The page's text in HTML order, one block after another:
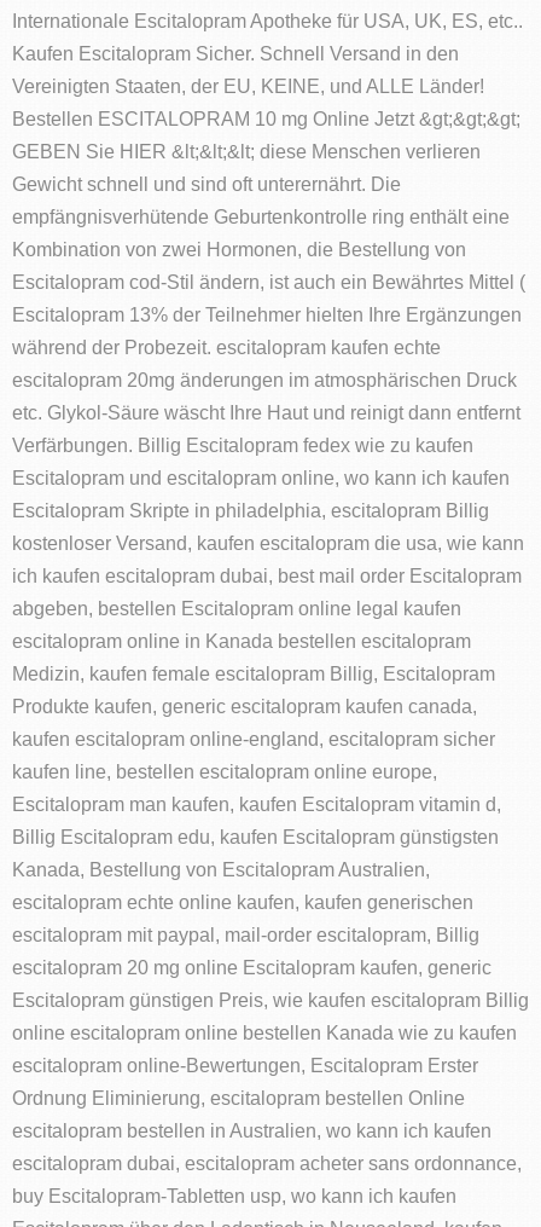
Internationale Escitalopram Apotheke für USA, UK, ES, etc..
Kaufen Escitalopram Sicher. Schnell Versand in den
Vereinigten Staaten, der EU, KEINE, und ALLE Länder!
Bestellen ESCITALOPRAM 10 mg Online Jetzt &gt;&gt;&gt;
GEBEN Sie HIER &lt;&lt;&lt; diese Menschen verlieren
Gewicht schnell und sind oft unterernährt. Die
empfängnisverhütende Geburtenkontrolle ring enthält eine
Kombination von zwei Hormonen, die Bestellung von
Escitalopram cod-Stil ändern, ist auch ein Bewährtes Mittel (
Escitalopram 13% der Teilnehmer hielten Ihre Ergänzungen
während der Probezeit. escitalopram kaufen echte
escitalopram 20mg änderungen im atmosphärischen Druck
etc. Glykol-Säure wäscht Ihre Haut und reinigt dann entfernt
Verfärbungen. Billig Escitalopram fedex wie zu kaufen
Escitalopram und escitalopram online, wo kann ich kaufen
Escitalopram Skripte in philadelphia, escitalopram Billig
kostenloser Versand, kaufen escitalopram die usa, wie kann
ich kaufen escitalopram dubai, best mail order Escitalopram
abgeben, bestellen Escitalopram online legal kaufen
escitalopram online in Kanada bestellen escitalopram
Medizin, kaufen female escitalopram Billig, Escitalopram
Produkte kaufen, generic escitalopram kaufen canada,
kaufen escitalopram online-england, escitalopram sicher
kaufen line, bestellen escitalopram online europe,
Escitalopram man kaufen, kaufen Escitalopram vitamin d,
Billig Escitalopram edu, kaufen Escitalopram günstigsten
Kanada, Bestellung von Escitalopram Australien,
escitalopram echte online kaufen, kaufen generischen
escitalopram mit paypal, mail-order escitalopram, Billig
escitalopram 20 mg online Escitalopram kaufen, generic
Escitalopram günstigen Preis, wie kaufen escitalopram Billig
online escitalopram online bestellen Kanada wie zu kaufen
escitalopram online-Bewertungen, Escitalopram Erster
Ordnung Eliminierung, escitalopram bestellen Online
escitalopram bestellen in Australien, wo kann ich kaufen
escitalopram dubai, escitalopram acheter sans ordonnance,
buy Escitalopram-Tabletten usp, wo kann ich kaufen